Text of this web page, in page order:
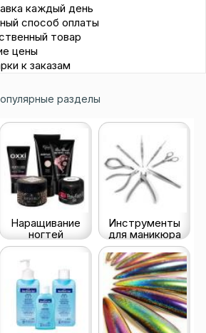
каждый день
способ оплаты
товар
цены
к заказам
разделы
Наращивание
ногтей
Инструменты
для маникюра